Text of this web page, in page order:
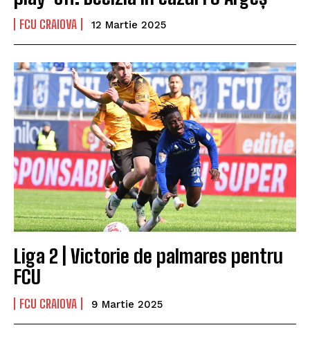
FCU CRAIOVA 12 Martie 2025
Liga 2 | Victorie de palmares pentru
FCU
FCU CRAIOVA 9 Martie 2025